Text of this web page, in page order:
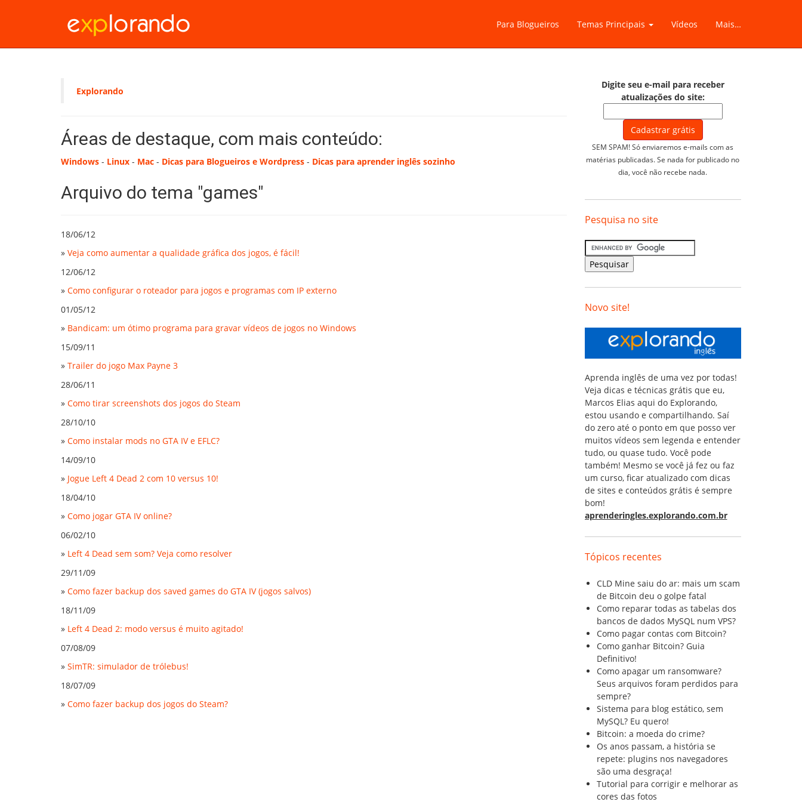
Para Blogueiros Temas Principais Vídeos Mais…
Explorando
Áreas de destaque, com mais conteúdo:
Windows - Linux - Mac - Dicas para Blogueiros e Wordpress - Dicas para aprender inglês sozinho
Arquivo do tema "games"
18/06/12
» Veja como aumentar a qualidade gráfica dos jogos, é fácil!
12/06/12
» Como configurar o roteador para jogos e programas com IP externo
01/05/12
» Bandicam: um ótimo programa para gravar vídeos de jogos no Windows
15/09/11
» Trailer do jogo Max Payne 3
28/06/11
» Como tirar screenshots dos jogos do Steam
28/10/10
» Como instalar mods no GTA IV e EFLC?
14/09/10
» Jogue Left 4 Dead 2 com 10 versus 10!
18/04/10
» Como jogar GTA IV online?
06/02/10
» Left 4 Dead sem som? Veja como resolver
29/11/09
» Como fazer backup dos saved games do GTA IV (jogos salvos)
18/11/09
» Left 4 Dead 2: modo versus é muito agitado!
07/08/09
» SimTR: simulador de trólebus!
18/07/09
» Como fazer backup dos jogos do Steam?
Digite seu e-mail para receber
atualizações do site:
SEM SPAM! Só enviaremos e-mails com as
matérias publicadas. Se nada for publicado no
dia, você não recebe nada.
Pesquisa no site
Novo site!
Aprenda inglês de uma vez por todas!
Veja dicas e técnicas grátis que eu,
Marcos Elias aqui do Explorando,
estou usando e compartilhando. Saí
do zero até o ponto em que posso ver
muitos vídeos sem legenda e entender
tudo, ou quase tudo. Você pode
também! Mesmo se você já fez ou faz
um curso, ficar atualizado com dicas
de sites e conteúdos grátis é sempre
bom!
aprenderingles.explorando.com.br
Tópicos recentes
CLD Mine saiu do ar: mais um scam
de Bitcoin deu o golpe fatal
Como reparar todas as tabelas dos
bancos de dados MySQL num VPS?
Como pagar contas com Bitcoin?
Como ganhar Bitcoin? Guia
Definitivo!
Como apagar um ransomware?
Seus arquivos foram perdidos para
sempre?
Sistema para blog estático, sem
MySQL? Eu quero!
Bitcoin: a moeda do crime?
Os anos passam, a história se
repete: plugins nos navegadores
são uma desgraça!
Tutorial para corrigir e melhorar as
cores das fotos